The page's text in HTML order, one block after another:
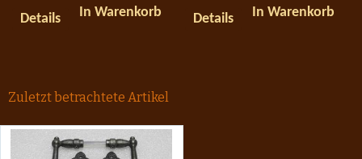
Details In Warenkorb Details In Warenkorb
Zuletzt betrachtete Artikel